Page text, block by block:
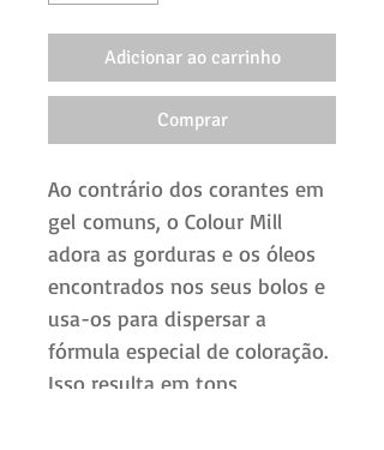
Adicionar ao carrinho
Comprar
Ao contrário dos corantes em
gel comuns, o Colour Mill
adora as gorduras e os óleos
encontrados nos seus bolos e
usa-os para dispersar a
fórmula especial de coloração.
Isso resulta em tons